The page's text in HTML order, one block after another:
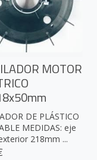
MOTOR
DE PLÁSTICO
MEDIDAS: eje
218mm ...